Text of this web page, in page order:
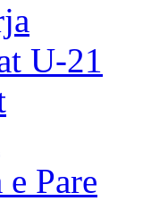
U-21
Pare